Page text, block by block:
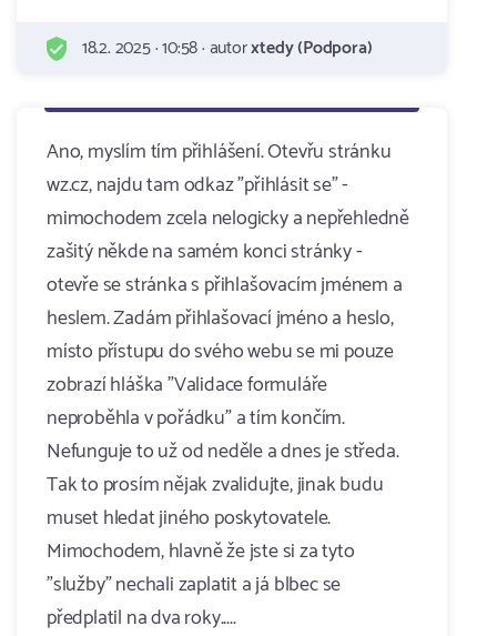
18.2. 2025 · 10:58 · autorxtedy (Podpora)
Ano, myslím tím přihlášení. Otevřu stránku
wz.cz, najdu tam odkaz "přihlásit se" -
mimochodem zcela nelogicky a nepřehledně
zašitý někde na samém konci stránky -
otevře se stránka s přihlašovacím jménem a
heslem. Zadám přihlašovací jméno a heslo,
místo přístupu do svého webu se mi pouze
zobrazí hláška "Validace formuláře
neproběhla v pořádku" a tím končím.
Nefunguje to už od neděle a dnes je středa.
Tak to prosím nějak zvalidujte, jinak budu
muset hledat jiného poskytovatele.
Mimochodem, hlavně že jste si za tyto
"služby" nechali zaplatit a já blbec se
předplatil na dva roky.....